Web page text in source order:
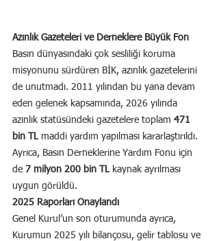
Azınlık Gazeteleri ve Derneklere Büyük Fon
Basın dünyasındaki çok sesliliği koruma
misyonunu sürdüren BİK, azınlık gazetelerini
de unutmadı. 2011 yılından bu yana devam
eden gelenek kapsamında, 2026 yılında
azınlık statüsündeki gazetelere toplam 471
bin TL maddi yardım yapılması kararlaştırıldı.
Ayrıca, Basın Derneklerine Yardım Fonu için
de 7 milyon 200 bin TL kaynak ayrılması
uygun görüldü.
2025 Raporları Onaylandı
Genel Kurul’un son oturumunda ayrıca,
Kurumun 2025 yılı bilançosu, gelir tablosu ve